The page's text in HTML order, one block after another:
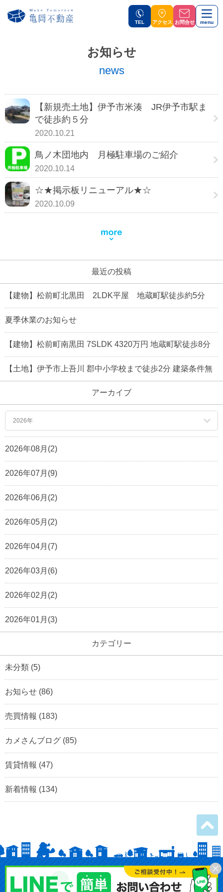
TEL アクセス お問合せ menu
お知らせ
news
【新規売土地】伊予市米湊 JR伊予市駅ま
で徒歩約５分
2020.10.21
鳥ノ木団地内 月極駐車場のご紹介
2020.10.14
☆★掲示板リニューアル★☆
2020.10.09
最近の投稿
【建物】松前町北黒田 2LDK平屋 地蔵町駅徒歩約5分
夏季休業のお知らせ
【建物】松前町南黒田 7SLDK 4320万円 地蔵町駅徒歩8分
【土地】伊予市上吾川 郡中小学校まで徒歩2分 建築条件無
アーカイブ
2026年
2026年08月(2)
2026年07月(9)
2026年06月(2)
2026年05月(2)
2026年04月(7)
2026年03月(6)
2026年02月(2)
2026年01月(3)
カテゴリー
未分類 (5)
お知らせ (86)
売買情報 (183)
カメさんブログ (85)
賃貸情報 (47)
新着情報 (134)